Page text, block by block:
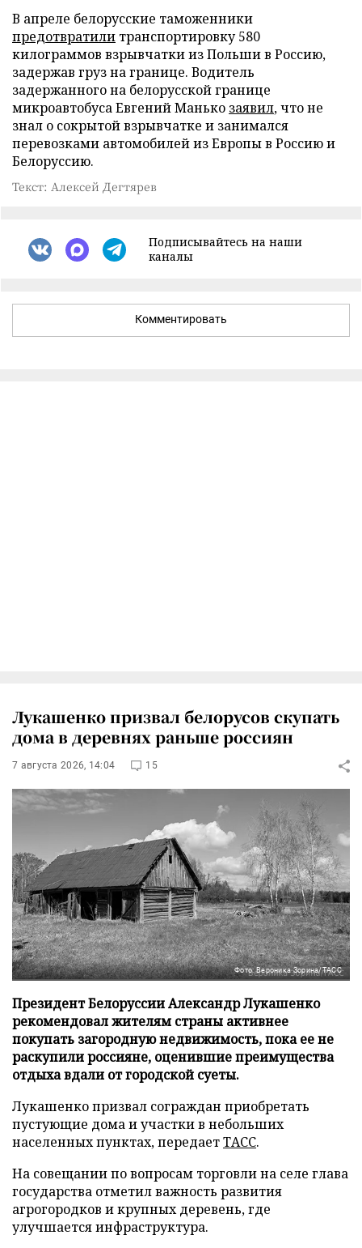
В апреле белорусские таможенники
предотвратили транспортировку 580
килограммов взрывчатки из Польши в Россию,
задержав груз на границе. Водитель
задержанного на белорусской границе
микроавтобуса Евгений Манько заявил, что не
знал о сокрытой взрывчатке и занимался
перевозками автомобилей из Европы в Россию и
Белоруссию.
Текст: Алексей Дегтярев
Подписывайтесь на наши
каналы
Комментировать
Лукашенко призвал белорусов скупать
дома в деревнях раньше россиян
7 августа 2026, 14:04 15
Фото: Вероника Зорина/ТАСС
Президент Белоруссии Александр Лукашенко
рекомендовал жителям страны активнее
покупать загородную недвижимость, пока ее не
раскупили россияне, оценившие преимущества
отдыха вдали от городской суеты.
Лукашенко призвал сограждан приобретать
пустующие дома и участки в небольших
населенных пунктах, передаетТАСС.
На совещании по вопросам торговли на селе глава
государства отметил важность развития
агрогородков и крупных деревень, где
улучшается инфраструктура.